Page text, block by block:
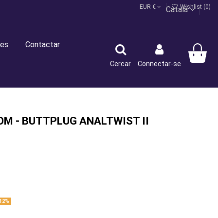
Català
EUR € Wishlist (0)
Contactar
Cercar Connectar-se
- BUTTPLUG ANALTWIST II